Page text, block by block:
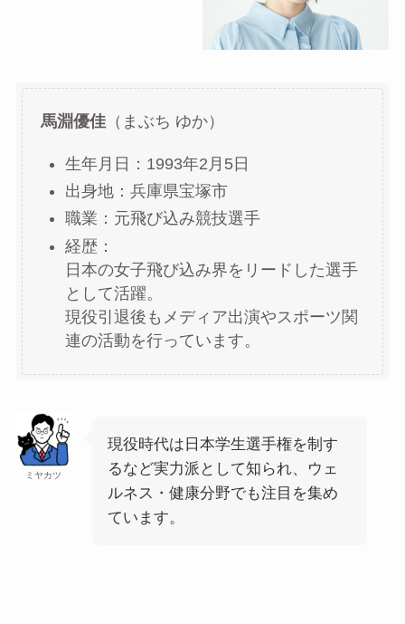
馬淵優佳（まぶち ゆか）
生年月日：1993年2月5日
出身地：兵庫県宝塚市
職業：元飛び込み競技選手
経歴：
日本の女子飛び込み界をリードした選手
として活躍。
現役引退後もメディア出演やスポーツ関
連の活動を行っています。
ミヤカツ
現役時代は日本学生選手権を制す
るなど実力派として知られ、ウェ
ルネス・健康分野でも注目を集め
ています。